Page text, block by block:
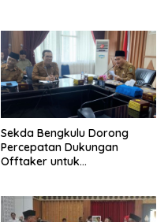
Sekda Bengkulu Dorong
Percepatan Dukungan
Offtaker untuk